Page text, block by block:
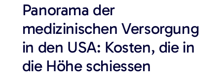
Panorama der
medizinischen Versorgung
in den USA: Kosten, die in
die Höhe schiessen